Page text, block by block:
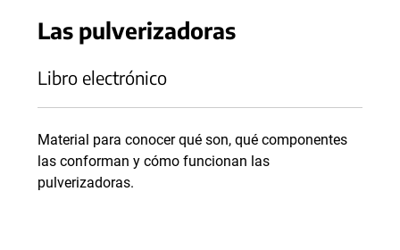
Las pulverizadoras
Libro electrónico
Material para conocer qué son, qué componentes
las conforman y cómo funcionan las
pulverizadoras.